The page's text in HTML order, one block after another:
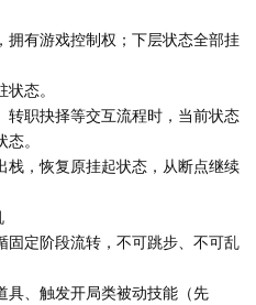
拥有游戏控制权；下层状态全部挂
态。
转职抉择等交互流程时，当前状态
。
栈，恢复原挂起状态，从断点继续
固定阶段流转，不可跳步、不可乱
具、触发开局类被动技能（先